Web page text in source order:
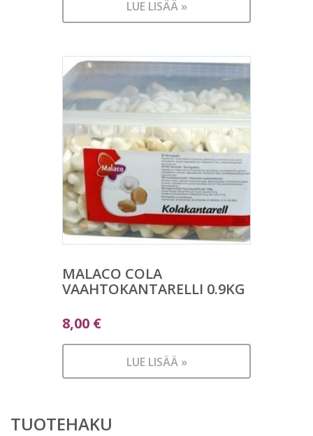
LUE LISÄÄ »
MALACO COLA
VAAHTOKANTARELLI 0.9KG
8,00 €
LUE LISÄÄ »
TUOTEHAKU